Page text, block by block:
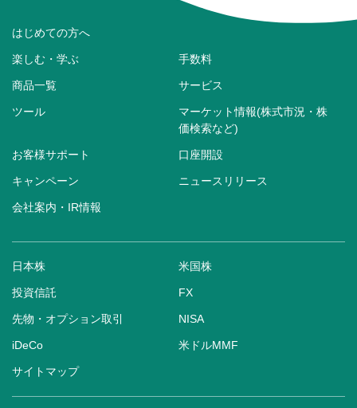
はじめての方へ
楽しむ・学ぶ 手数料
商品一覧 サービス
ツール
マーケット情報(株式市況・株
価検索など)
お客様サポート 口座開設
キャンペーン ニュースリリース
会社案内・IR情報
日本株 米国株
投資信託 FX
先物・オプション取引 NISA
iDeCo 米ドルMMF
サイトマップ